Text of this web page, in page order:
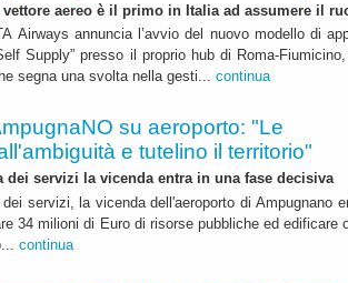
aereo è il primo in Italia ad assumere il
Airways annuncia l’avvio del nuovo modello di
Supply” presso il proprio hub di Roma-
segna una svolta nella gesti... continua
su aeroporto: "Le
e tutelino il territorio"
dei servizi la vicenda entra in una fase decisiva
servizi, la vicenda dell'aeroporto di Ampugnano
34 milioni di Euro di risorse pubbliche ed edificare
continua